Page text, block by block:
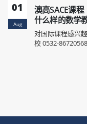
01
Aug
澳高SACE课
什么样的数学
对国际课程感兴
校 0532-